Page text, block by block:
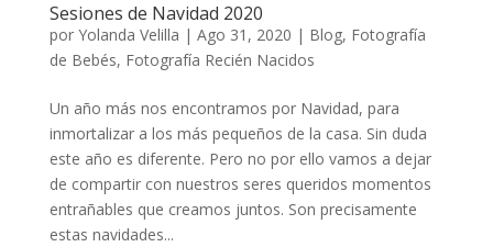
Sesiones de Navidad 2020
por Yolanda Velilla | Ago 31, 2020 | Blog, Fotografía
de Bebés, Fotografía Recién Nacidos
Un año más nos encontramos por Navidad, para
inmortalizar a los más pequeños de la casa. Sin duda
este año es diferente. Pero no por ello vamos a dejar
de compartir con nuestros seres queridos momentos
entrañables que creamos juntos. Son precisamente
estas navidades...